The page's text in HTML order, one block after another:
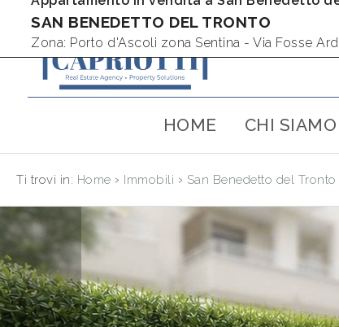
HOME CHI SIAMO
SAN BENEDETTO DEL TRONTO
Zona: Porto d'Ascoli zona Sentina - Via Fosse
Ti trovi in: Home › Immobili › San Benedetto del Tronto
RU
CHI SIAMO
IMMOBILI
COSTRUZIONI
Codice
Scegli
dove
cercare